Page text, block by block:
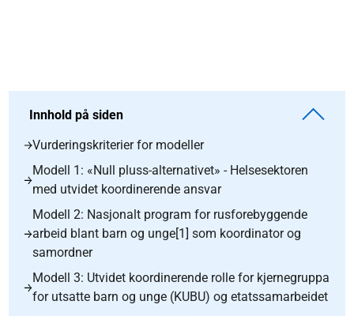
Innhold på siden
Vurderingskriterier for modeller
Modell 1: «Null pluss-alternativet» - Helsesektoren
med utvidet koordinerende ansvar
Modell 2: Nasjonalt program for rusforebyggende
arbeid blant barn og unge[1] som koordinator og
samordner
Modell 3: Utvidet koordinerende rolle for kjernegruppa
for utsatte barn og unge (KUBU) og etatssamarbeidet